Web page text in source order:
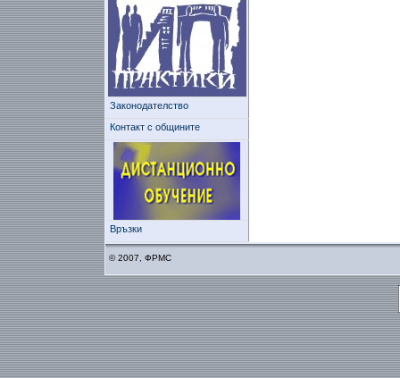
Законодателство
Контакт с общините
Връзки
© 2007, ФРМС